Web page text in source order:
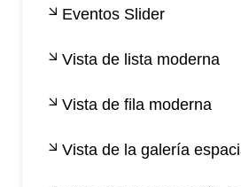
Eventos Slider
Vista de lista moderna
Vista de fila moderna
Vista de la galería